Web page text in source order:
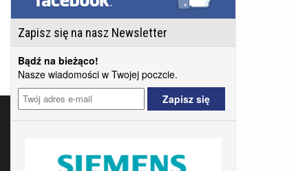
Zapisz się na nasz Newsletter
Bądź na bieżąco!
Nasze wiadomości w Twojej poczcie.